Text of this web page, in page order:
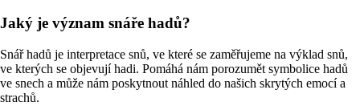
Jaký je význam snáře hadů?
Snář hadů je interpretace snů, ve které se zaměřujeme na výklad snů,
ve kterých se objevují hadi. Pomáhá nám porozumět symbolice hadů
ve snech a může nám poskytnout náhled do našich skrytých emocí a
strachů.